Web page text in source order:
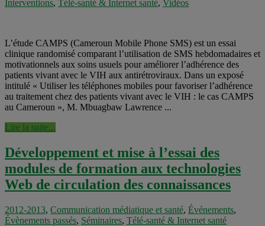
Interventions, Télé-santé & Internet santé, Vidéos
L’étude CAMPS (Cameroun Mobile Phone SMS) est un essai
clinique randomisé comparant l’utilisation de SMS hebdomadaires et
motivationnels aux soins usuels pour améliorer l’adhérence des
patients vivant avec le VIH aux antirétroviraux. Dans un exposé
intitulé « Utiliser les téléphones mobiles pour favoriser l’adhérence
au traitement chez des patients vivant avec le VIH : le cas CAMPS
au Cameroun », M. Mbuagbaw Lawrence ...
Lire la suite...
Développement et mise à l’essai des
modules de formation aux technologies
Web de circulation des connaissances
2012-2013, Communication médiatique et santé, Événements,
Évènements passés, Séminaires, Télé-santé & Internet santé